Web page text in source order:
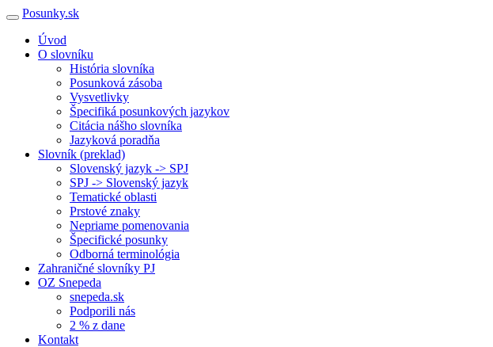
Posunky.sk
Úvod
O slovníku
História slovníka
Posunková zásoba
Vysvetlivky
Špecifiká posunkových jazykov
Citácia nášho slovníka
Jazyková poradňa
Slovník (preklad)
Slovenský jazyk -> SPJ
SPJ -> Slovenský jazyk
Tematické oblasti
Prstové znaky
Nepriame pomenovania
Špecifické posunky
Odborná terminológia
Zahraničné slovníky PJ
OZ Snepeda
snepeda.sk
Podporili nás
2 % z dane
Kontakt